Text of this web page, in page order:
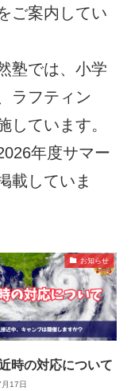
ご案内してい
塾では、小学
ラフティン
しています。
年度サマー
載していま
お知らせ
時の対応について
17日